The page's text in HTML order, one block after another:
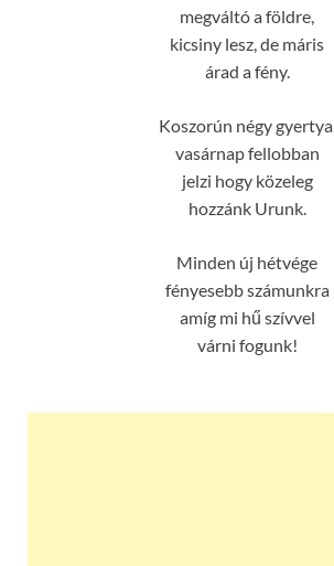
megváltó a földre,
kicsiny lesz, de máris
árad a fény.
Koszorún négy gyertya,
vasárnap fellobban
jelzi hogy közeleg
hozzánk Urunk.
Minden új hétvége
fényesebb számunkra
amíg mi hű szívvel
várni fogunk!